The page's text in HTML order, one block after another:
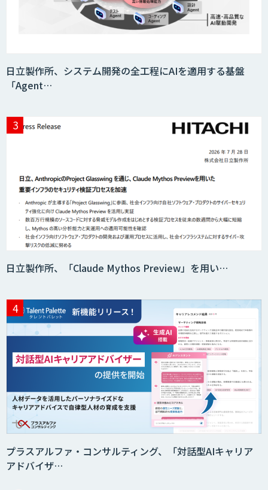
Datatang 高品質AIデータ収集・アノテ
サプライチェーンの計画業務最適化サー
ビス
日立製作所、システム開発の全工程にAIを適用する基盤
「Agent…
日立製作所、「Claude Mythos Preview」を用い…
プラスアルファ・コンサルティング、「対話型AIキャリア
アドバイザ…